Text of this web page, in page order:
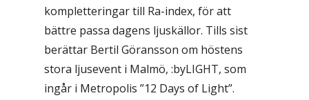
kompletteringar till Ra-index, för att
bättre passa dagens ljuskällor. Tills sist
berättar Bertil Göransson om höstens
stora ljusevent i Malmö, :byLIGHT, som
ingår i Metropolis ”12 Days of Light”.